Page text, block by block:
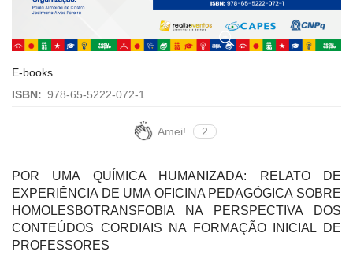
E-books
ISBN: 978-65-5222-072-1
Amei! 2
POR UMA QUÍMICA HUMANIZADA: RELATO DE
EXPERIÊNCIA DE UMA OFICINA PEDAGÓGICA SOBRE
HOMOLESBOTRANSFOBIA NA PERSPECTIVA DOS
CONTEÚDOS CORDIAIS NA FORMAÇÃO INICIAL DE
PROFESSORES